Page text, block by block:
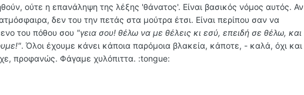
ούτε η επανάληψη της λέξης 'θάνατος'. Είναι βασικός νόμος αυτός. Αν
δεν του την πετάς στα μούτρα έτσι. Είναι περίπου σαν να
του πόθου σου "γεια σου! θέλω να με θέλεις κι εσύ, επειδή σε θέλω, και
. Όλοι έχουμε κάνει κάποια παρόμοια βλακεία, κάποτε, - καλά, όχι και
προφανώς. Φάγαμε χυλόπιττα. :tongue: